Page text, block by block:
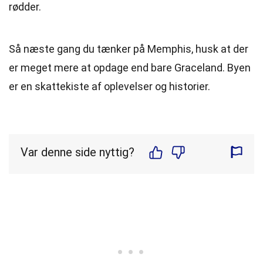
rødder.
Så næste gang du tænker på Memphis, husk at der
er meget mere at opdage end bare Graceland. Byen
er en skattekiste af oplevelser og historier.
Var denne side nyttig?